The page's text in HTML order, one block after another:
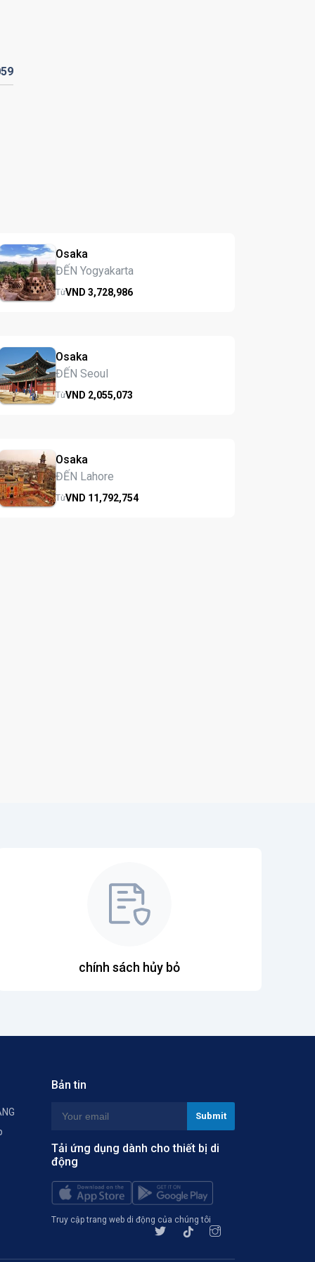
Osaka
ĐẾN Yogyakarta
TừVND3,728,986
Osaka
ĐẾN Seoul
TừVND 2,055,073
Osaka
ĐẾN Lahore
TừVND 11,792,754
chính sách hủy bỏ
Bản tin
Tải ứng dụng dành cho thiết bị di
động
Truy cập trang web di động của chúng tôi